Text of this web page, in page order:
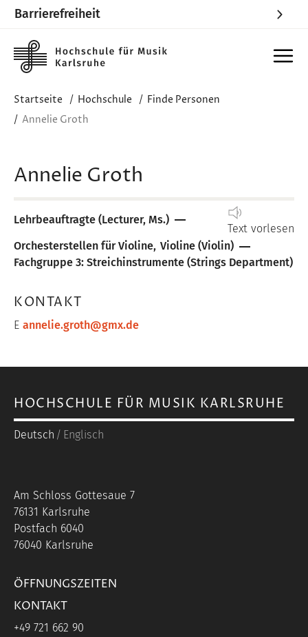
Barrierefreiheit
Startseite Hochschule
Finde Personen
Annelie Groth
Annelie Groth
Text vorlesen
Lehrbeauftragte (Lecturer, Ms.)
Orchesterstellen für Violine Violine (Violin)
Fachgruppe 3: Streichinstrumente (Strings Department)
KONTAKT
E annelie.groth@gmx.de
HOCHSCHULE FÜR MUSIK KARLSRUHE
Deutsch Englisch
Am Schloss Gottesaue 7
76131 Karlsruhe
Postfach 6040
76040 Karlsruhe
ÖFFNUNGSZEITEN
KONTAKT
+49 721 662 90